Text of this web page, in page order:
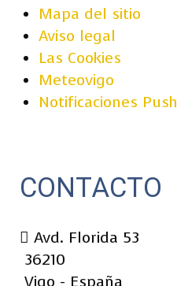
Mapa del sitio
Aviso legal
Las Cookies
Meteovigo
Notificaciones Push
CONTACTO
Avd. Florida 53
36210
Vigo - España